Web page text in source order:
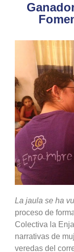
La jaula se ha
proceso de
Colectiva la
narrativas de
veredas del